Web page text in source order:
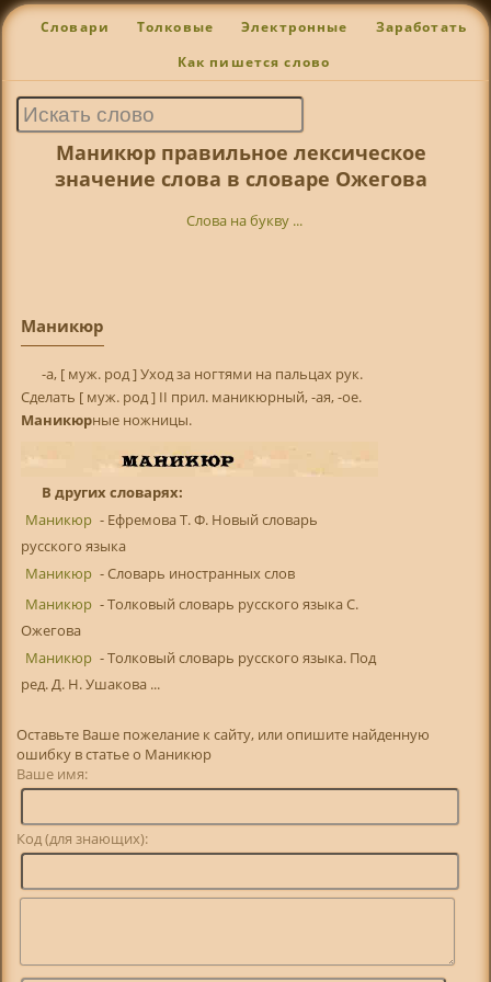
Словари Толковые Электронные Заработать
Как пишется слово
Маникюр правильное лексическое
значение слова в словаре Ожегова
Слова на букву ...
Маникюр
-а, [ муж. род ] Уход за ногтями на пальцах рук.
Сделать [ муж. род ] II прил. маникюрный, -ая, -ое.
Маникюрные ножницы.
В других словарях:
Маникюр - Ефремова Т. Ф. Новый словарь
русского языка
Маникюр - Словарь иностранных слов
Маникюр - Толковый словарь русского языка С.
Ожегова
Маникюр - Толковый словарь русского языка. Под
ред. Д. Н. Ушакова ...
Оставьте Ваше пожелание к сайту, или опишите найденную
ошибку в статье о Маникюр
Ваше имя:
Код (для знающих):